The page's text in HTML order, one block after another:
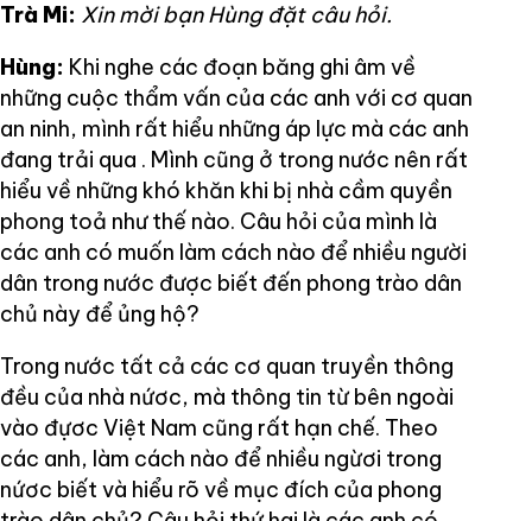
Trà Mi: Xin mời bạn Hùng đặt câu hỏi.
Hùng: Khi nghe các đoạn băng ghi âm về
những cuộc thẩm vấn của các anh với cơ quan
an ninh, mình rất hiểu những áp lực mà các anh
đang trải qua . Mình cũng ở trong nước nên rất
hiểu về những khó khăn khi bị nhà cầm quyền
phong toả như thế nào. Câu hỏi của mình là
các anh có muốn làm cách nào để nhiều người
dân trong nước được biết đến phong trào dân
chủ này để ủng hộ?
Trong nước tất cả các cơ quan truyền thông
đều của nhà nứơc, mà thông tin từ bên ngoài
vào đựơc Việt Nam cũng rất hạn chế. Theo
các anh, làm cách nào để nhiều ngừơi trong
nứơc biết và hiểu rõ về mục đích của phong